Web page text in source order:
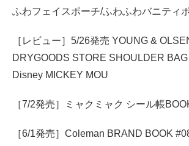
ふわフェイスポーチ/ふわふわバニティ
［レビュー］5/26発売 YOUNG &
DRYGOODS STORE SHOULDER
Disney MICKEY MOU
［7/2発売］ミャクミャク シール帳
［6/1発売］Coleman BRAND BOOK